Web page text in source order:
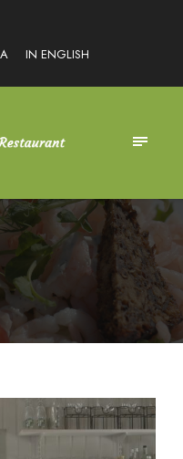
IN ENGLISH